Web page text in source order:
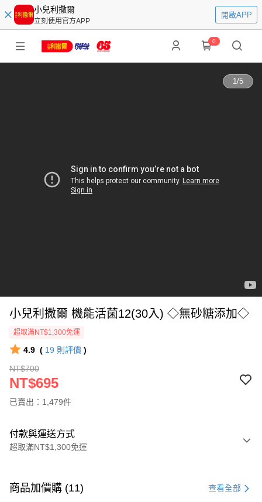
小兒利撒爾
立刻使用官方APP
開啟APP
0
1/5
小兒利撒爾 機能活菌12(30入) ◇無砂糖添加◇
超取滿NT$1,300免運
4.9 ( 19 則評價 )
NT$700
NT$695
已賣出：1,479件
付款與運送方式
超取滿NT$1,300免運
信用卡一次付款
商品加價購 (11) 查看全部